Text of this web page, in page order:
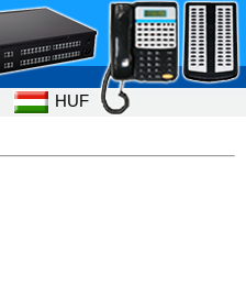
HUF